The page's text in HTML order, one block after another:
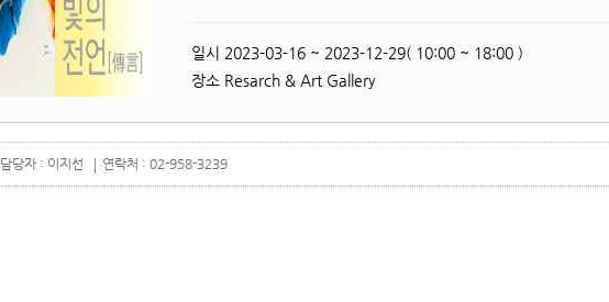
일시 2023-03-16 ~ 2023-12-29( 10:00 ~ 18:00 )
장소 Resarch & Art Gallery
담당자 : 이지선 연락처 : 02-958-3239